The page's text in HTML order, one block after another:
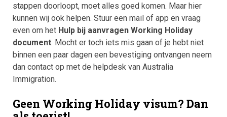
stappen doorloopt, moet alles goed komen. Maar hier
kunnen wij ook helpen. Stuur een mail of app en vraag
even om het Hulp bij aanvragen Working Holiday
document. Mocht er toch iets mis gaan of je hebt niet
binnen een paar dagen een bevestiging ontvangen neem
dan contact op met de helpdesk van Australia
Immigration.
Geen Working Holiday visum? Dan